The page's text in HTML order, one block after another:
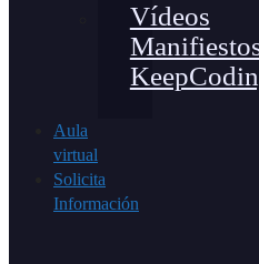
Vídeos
Aula
virtual
Solicita
Información